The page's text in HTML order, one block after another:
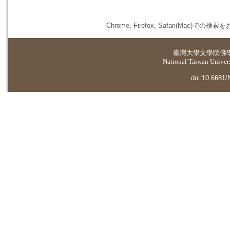
Chrome, Firefox, Safari(Mac)での検索を
臺灣大學文學院佛
National Taiwan
doi:10.6681/